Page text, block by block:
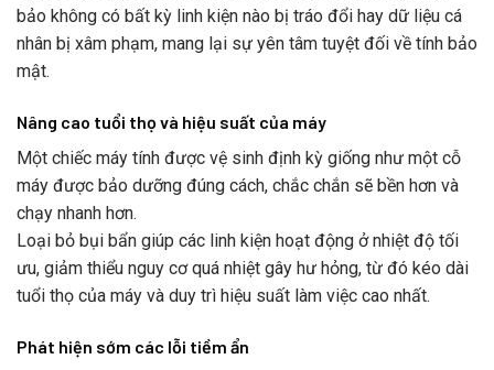
bảo không có bất kỳ linh kiện nào bị tráo đổi hay dữ liệu cá
nhân bị xâm phạm, mang lại sự yên tâm tuyệt đối về tính bảo
mật.
Nâng cao tuổi thọ và hiệu suất của máy
Một chiếc máy tính được vệ sinh định kỳ giống như một cỗ
máy được bảo dưỡng đúng cách, chắc chắn sẽ bền hơn và
chạy nhanh hơn.
Loại bỏ bụi bẩn giúp các linh kiện hoạt động ở nhiệt độ tối
ưu, giảm thiểu nguy cơ quá nhiệt gây hư hỏng, từ đó kéo dài
tuổi thọ của máy và duy trì hiệu suất làm việc cao nhất.
Phát hiện sớm các lỗi tiềm ẩn